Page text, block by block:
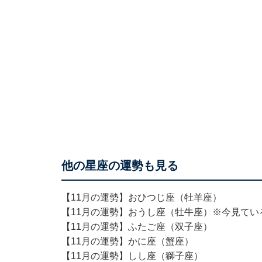
他の星座の運勢も見る
【11月の運勢】おひつじ座（牡羊座）
【11月の運勢】おうし座（牡牛座）※今見てい
【11月の運勢】ふたご座（双子座）
【11月の運勢】かに座（蟹座）
【11月の運勢】しし座（獅子座）